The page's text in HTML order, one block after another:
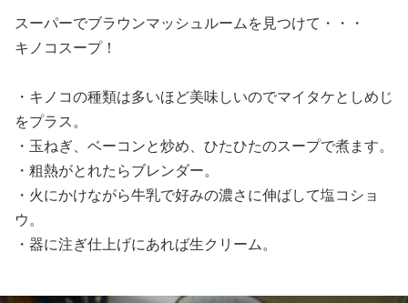
スーパーでブラウンマッシュルームを見つけて・・・
キノコスープ！
・キノコの種類は多いほど美味しいのでマイタケとしめじ
をプラス。
・玉ねぎ、ベーコンと炒め、ひたひたのスープで煮ます。
・粗熱がとれたらブレンダー。
・火にかけながら牛乳で好みの濃さに伸ばして塩コショ
ウ。
・器に注ぎ仕上げにあれば生クリーム。